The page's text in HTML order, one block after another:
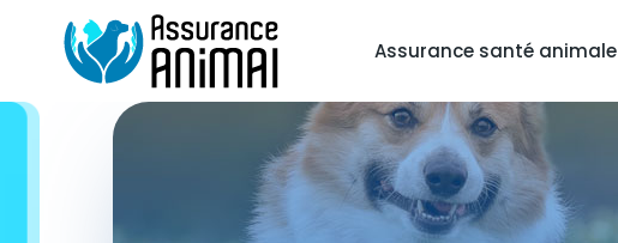
Assurance santé animale